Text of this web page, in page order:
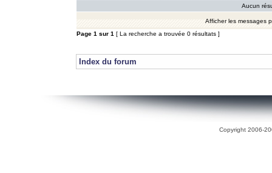
Aucun
Afficher les messages
Page 1 sur 1 [ La recherche a trouvée 0 résultats ]
Index du forum
Copyright 2006-